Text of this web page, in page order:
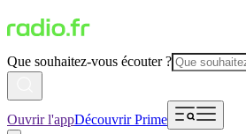
Que souhaitez-vous écouter ?
Ouvrir l'appDécouvrir Prime